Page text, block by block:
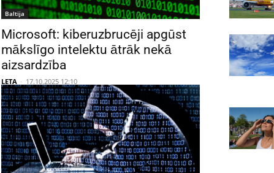
Baltija
Microsoft: kiberuzbrucēji apgūst
mākslīgo intelektu ātrāk nekā
aizsardzība
LETA - 17.10.2025 12:10